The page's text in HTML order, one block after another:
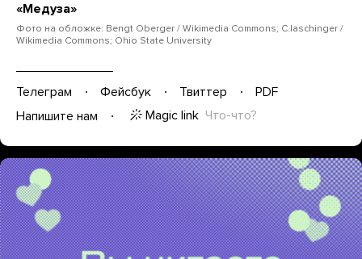
«Медуза»
Фото на обложке: Bengt Oberger / Wikimedia Commons; C.laschinger /
Wikimedia Commons; Ohio State University
Телеграм Фейсбук Твиттер
PDF
Напишите нам
Magic link Что-что?